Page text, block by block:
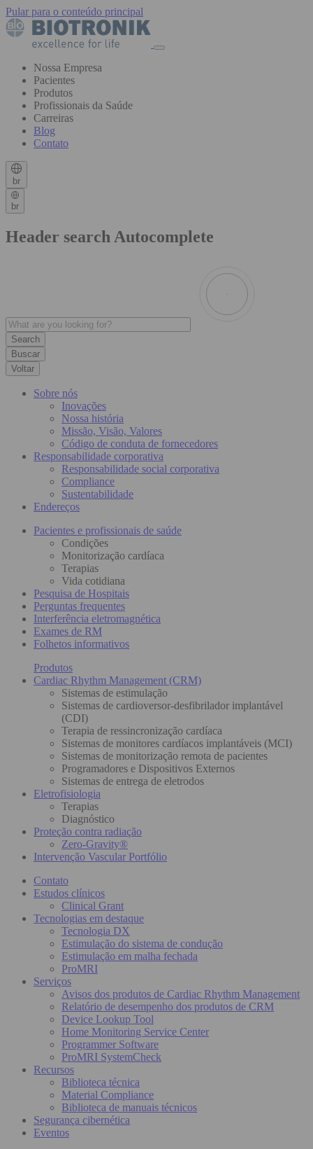
Pular para o conteúdo principal
Nossa Empresa
Pacientes
Produtos
Profissionais da Saúde
Carreiras
Blog
Contato
br
br
Header search Autocomplete
Buscar
Voltar
Sobre nós
Inovações
Nossa história
Missão, Visão, Valores
Código de conduta de fornecedores
Responsabilidade corporativa
Responsabilidade social corporativa
Compliance
Sustentabilidade
Endereços
Pacientes e profissionais de saúde
Condições
Monitorização cardíaca
Terapias
Vida cotidiana
Pesquisa de Hospitais
Perguntas frequentes
Interferência eletromagnética
Exames de RM
Folhetos informativos
Produtos
Cardiac Rhythm Management (CRM)
Sistemas de estimulação
Sistemas de cardioversor-desfibrilador implantável
(CDI)
Terapia de ressincronização cardíaca
Sistemas de monitores cardíacos implantáveis (MCI)
Sistemas de monitorização remota de pacientes
Programadores e Dispositivos Externos
Sistemas de entrega de eletrodos
Eletrofisiologia
Terapias
Diagnóstico
Proteção contra radiação
Zero-Gravity®
Intervenção Vascular Portfólio
Contato
Estudos clínicos
Clinical Grant
Tecnologias em destaque
Tecnologia DX
Estimulação do sistema de condução
Estimulação em malha fechada
ProMRI
Serviços
Avisos dos produtos de Cardiac Rhythm Management
Relatório de desempenho dos produtos de CRM
Device Lookup Tool
Home Monitoring Service Center
Programmer Software
ProMRI SystemCheck
Recursos
Biblioteca técnica
Material Compliance
Biblioteca de manuais técnicos
Segurança cibernética
Eventos